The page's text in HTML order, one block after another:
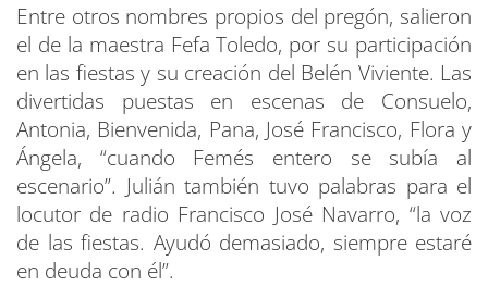
Entre otros nombres propios del pregón, salieron
el de la maestra Fefa Toledo, por su participación
en las fiestas y su creación del Belén Viviente. Las
divertidas puestas en escenas de Consuelo,
Antonia, Bienvenida, Pana, José Francisco, Flora y
Ángela, “cuando Femés entero se subía al
escenario”. Julián también tuvo palabras para el
locutor de radio Francisco José Navarro, “la voz
de las fiestas. Ayudó demasiado, siempre estaré
en deuda con él”.